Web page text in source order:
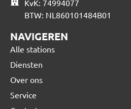
KvK: 74994077
BTW: NL860101484B01
NAVIGEREN
Alle stations
Diensten
Over ons
Service